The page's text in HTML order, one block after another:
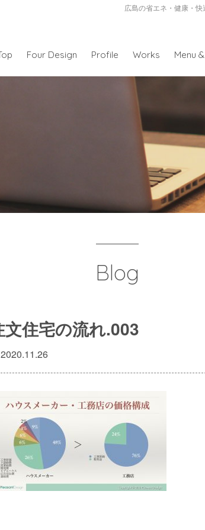
広島の省エネ・健康・
Four Design Profile Works Menu
Blog
文住宅の流れ.003
2020.11.26